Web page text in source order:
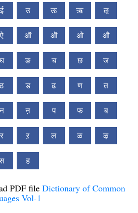
ई उ ऊ ऋ ऌ
ऐ ऑ ऒ ओ औ
घ ङ च छ ज
ठ ड ढ ण त
न ऩ प फ ब
र ऱ ल ळ ऴ
ह
PDF file Dictionary of Common
Vol-1